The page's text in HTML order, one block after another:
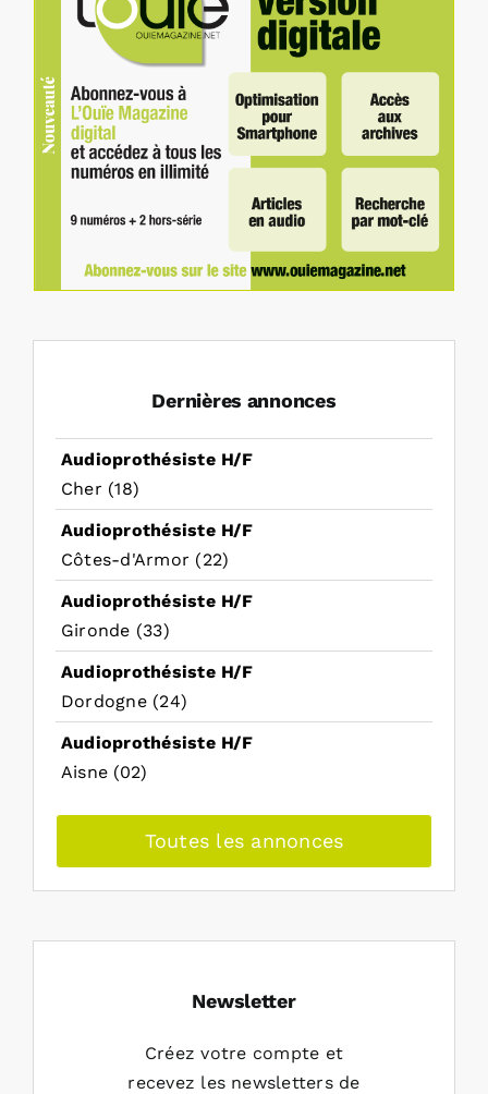
Dernières annonces
Audioprothésiste H/F
Cher (18)
Audioprothésiste H/F
Côtes-d'Armor (22)
Audioprothésiste H/F
Gironde (33)
Audioprothésiste H/F
Dordogne (24)
Audioprothésiste H/F
Aisne (02)
Toutes les annonces
Newsletter
Créez votre compte et
recevez les newsletters de